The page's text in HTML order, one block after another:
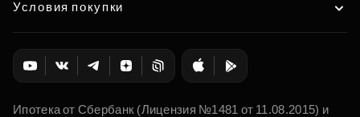
Условия покупки
Ипотека от Сбербанк (Лицензия №1481 от 11.08.2015) и